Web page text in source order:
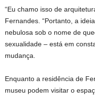
“Eu chamo isso de
Fernandes. “Portanto, a
nebulosa sob o nome de
sexualidade – está em
mudança.
Enquanto a residência de
museu podem visitar o